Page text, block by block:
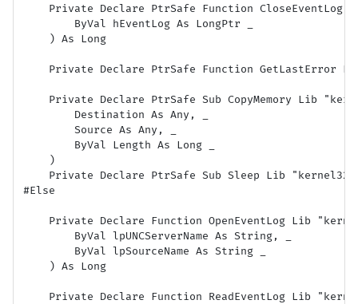
Private Declare PtrSafe Function CloseEventLog
        ByVal hEventLog As LongPtr _
    ) As Long
Private Declare PtrSafe Function GetLastError
Private Declare PtrSafe Sub CopyMemory Lib
        Destination As Any, _
        Source As Any, _
        ByVal Length As Long _
    )
Private Declare PtrSafe Sub Sleep Lib
#Else
Private Declare Function OpenEventLog Lib
        ByVal lpUNCServerName As String, _
        ByVal lpSourceName As String _
    ) As Long
Private Declare Function ReadEventLog Lib